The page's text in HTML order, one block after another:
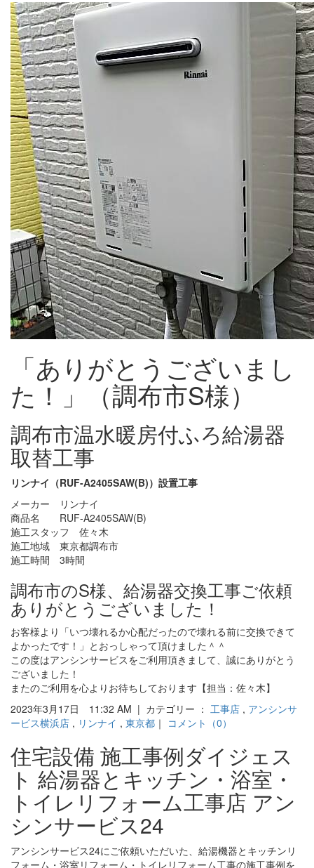
「ありがとうございまし
た！」（調布市S様）
調布市温水暖房付ふろ給湯器
取替工事
リンナイ（RUF-A2405SAW(B)）設置工事
メーカー リンナイ
商品名 RUF-A2405SAW(B)
施工スタッフ 佐々木
施工地域 東京都調布市
施工時間 3時間
調布市のS様、給湯器交換工事ご依頼
ありがとうございました！
お客様より「いつ壊れるか心配だったので壊れる前に交換できて
よかったです！」とおっしゃって頂けました＾＾
この度はアンシンサービスをご利用頂きまして、誠にありがとう
ございました！
またのご利用を心よりお待ちしております【担当：佐々木】
2023年3月17日 11:32 AM | カテゴリー ： 工事店 , アンシンサ
ービス横浜店 , リンナイ , 東京都 ｜ コメント（0）
住宅設備 施工事例ダイジェス
ト 給湯器とキッチン・浴室・
トイレリフォーム工事店 アン
シンサービス24
アンシンサービス24にご依頼いただいた、給湯機器とキッチンリ
フォーム・浴室リフォーム・トイレリフォーム工事の施工事例を